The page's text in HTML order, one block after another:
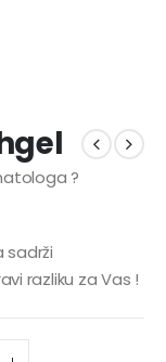
?
sadrži
razliku za Vas !